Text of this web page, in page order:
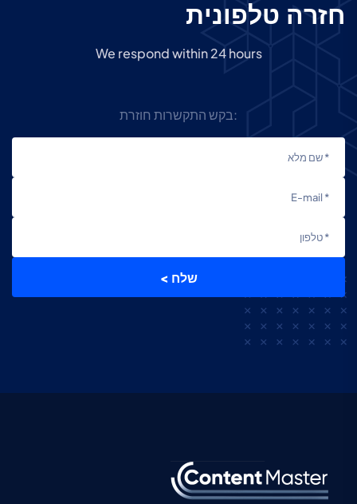
חזרה טלפונית
We respond within 24 hours
בקש התקשרות חוזרת:
< שלח